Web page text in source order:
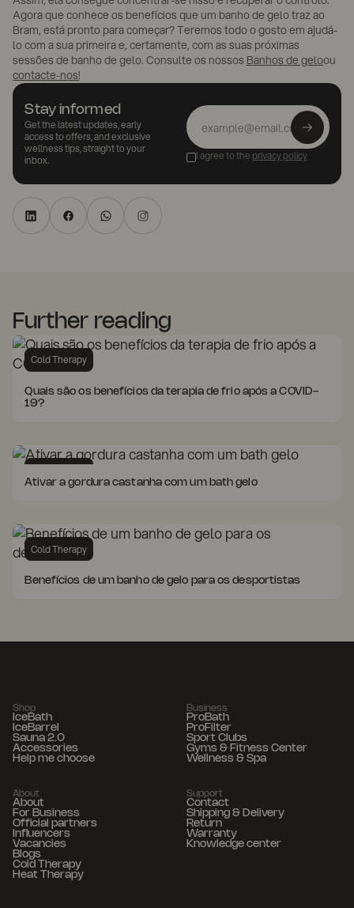
Agora que conhece os benefícios que um banho de gelo traz ao
Bram, está pronto para começar? Teremos todo o gosto em ajudá-
lo com a sua primeira e, certamente, com as suas próximas
sessões de banho de gelo. Consulte os nossos Banhos de geloou
contacte-nos!
Stay informed
Get the latest updates, early
access to offers, and exclusive
wellness tips, straight to your
inbox.
I agree to the privacy policy
Further reading
Cold Therapy
Quais são os benefícios da terapia de frio após a COVID-
19?
Ativar a gordura castanha com um bath gelo
Cold Therapy
Benefícios de um banho de gelo para os desportistas
Shop
IceBath
IceBarrel
Sauna 2.0
Accessories
Help me choose
Business
ProBath
ProFilter
Sport Clubs
Gyms & Fitness Center
Wellness & Spa
About
About
For Business
Official partners
Influencers
Vacancies
Blogs
Cold Therapy
Heat Therapy
Support
Contact
Shipping & Delivery
Return
Warranty
Knowledge center